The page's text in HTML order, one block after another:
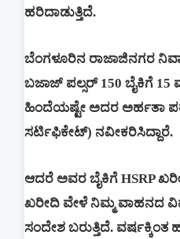
ಹರಿದಾಡುತ್ತಿದೆ.
ಬೆಂಗಳೂರಿನ ರಾಜಾಜಿನಗರ
ಬಜಾಜ್ ಪಲ್ಸರ್ 150 ಬೈಕಿಗೆ
ಹಿಂದೆಯಷ್ಟೇ ಅದರ ಅರ್ಹತಾ
ಸರ್ಟಿಫಿಕೇಟ್) ನವೀಕರಿಸಿದ್ದಾರೆ.
ಆದರೆ ಅವರ ಬೈಕಿಗೆ HSRP
ಖರೀದಿ ವೇಳೆ ನಿಮ್ಮ ವಾಹನದ
ಸಂದೇಶ ಬರುತ್ತಿದೆ.